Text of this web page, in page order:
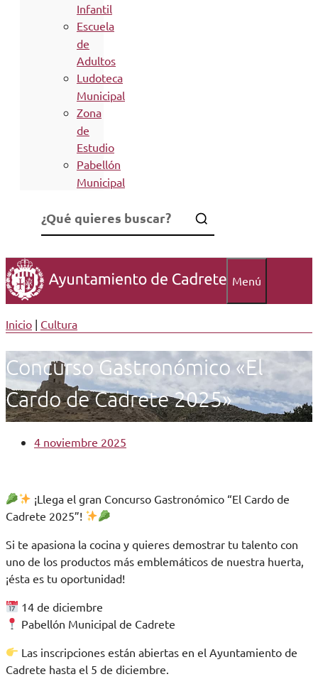
Infantil
Escuela
de
Adultos
Ludoteca
Municipal
Zona
de
Estudio
Pabellón
Municipal
Menú
Inicio | Cultura
Concurso Gastronómico «El
Cardo de Cadrete 2025»
4 noviembre 2025
¡Llega el gran Concurso Gastronómico “El Cardo de
Cadrete 2025”!
Si te apasiona la cocina y quieres demostrar tu talento con
uno de los productos más emblemáticos de nuestra huerta,
¡ésta es tu oportunidad!
14 de diciembre
Pabellón Municipal de Cadrete
Las inscripciones están abiertas en el Ayuntamiento de
Cadrete hasta el 5 de diciembre.